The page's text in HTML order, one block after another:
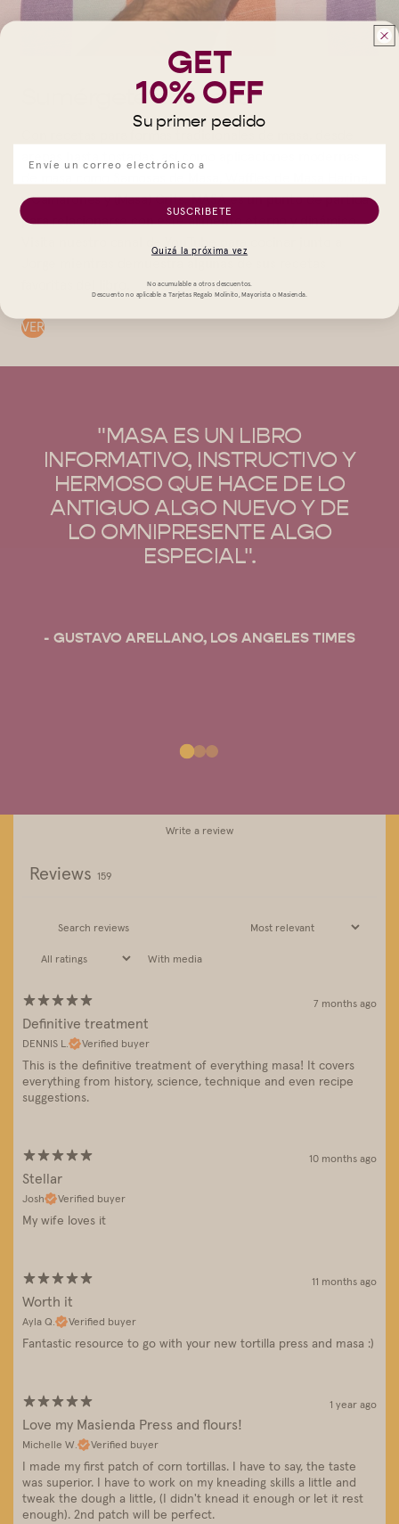
Sumérgete en Masa
Con recetas para formas tradicionales de masa, desde
arepas hasta tostadas, así como aplicaciones modernas
y Camarones y (Masa) Grits, MASA es un punto de partida
para relacionarse con este alimento eterno y dinámico.
Visita nuestro canal de YouTube para cocinar junto a
VER
"MASA ES UN LIBRO
INFORMATIVO, INSTRUCTIVO Y
HERMOSO QUE HACE DE LO
ANTIGUO ALGO NUEVO Y DE
LO OMNIPRESENTE ALGO
ESPECIAL".
- GUSTAVO ARELLANO, LOS ANGELES TIMES
Write a review
Reviews 159
With media
7 months ago
Definitive treatment
DENNIS L. Verified buyer
This is the definitive treatment of everything masa! It covers
everything from history, science, technique and even recipe
suggestions.
10 months ago
Stellar
Josh Verified buyer
My wife loves it
11 months ago
Worth it
Ayla Q. Verified buyer
Fantastic resource to go with your new tortilla press and masa :)
1 year ago
Love my Masienda Press and flours!
Michelle W. Verified buyer
I made my first patch of corn tortillas. I have to say, the taste
was superior. I have to work on my kneading skills a little and
tweak the dough a little, (I didn't knead it enough or let it rest
enough). 2nd patch will be perfect.
GET
10% OFF
Su primer pedido
SUSCRIBETE
Quizá la próxima vez
No acumulable a otros descuentos.
Descuento no aplicable a Tarjetas Regalo Molinito, Mayorista o Masienda.